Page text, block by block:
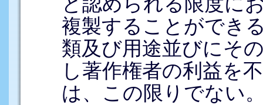
複製することができ
類及び用途並びにそ
し著作権者の利益を
は、この限りでない